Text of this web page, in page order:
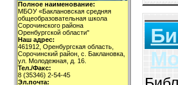
Полное наименование:
МБОУ «Баклановская средняя
общеобразовательная школа
Сорочинского района
Оренбургской области"
Наш адрес:
461912, Оренбургская область,
Сорочинский район, с. Баклановка,
ул. Молодежная, д. 16.
Тел./Факс:
8 (35346) 2-54-45
Эл.почта: